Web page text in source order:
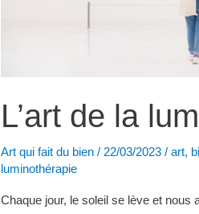
L’art de la
Art qui fait du bien / 22/03/2023 / art,
luminothérapie
Chaque jour, le soleil se lève et nous